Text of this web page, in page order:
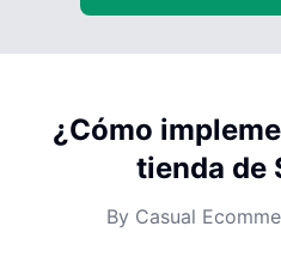
¿Cómo
tienda de
By Casual